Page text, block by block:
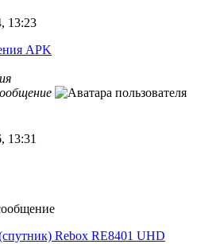
13:23
APK
13:31
Rebox RE8401 UHD